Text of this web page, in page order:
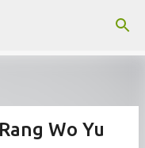
Wo Yu